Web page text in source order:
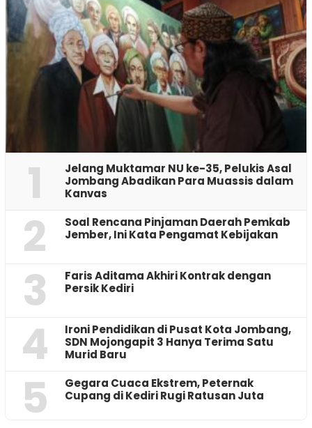
1
Jelang Muktamar NU ke-35, Pelukis Asal
Jombang Abadikan Para Muassis dalam
Kanvas
2
‎Soal Rencana Pinjaman Daerah Pemkab
Jember, Ini Kata Pengamat Kebijakan ‎
3
Faris Aditama Akhiri Kontrak dengan
Persik Kediri
4
Ironi Pendidikan di Pusat Kota Jombang,
SDN Mojongapit 3 Hanya Terima Satu
Murid Baru
5
‎Gegara Cuaca Ekstrem, Peternak
Cupang di Kediri Rugi Ratusan Juta